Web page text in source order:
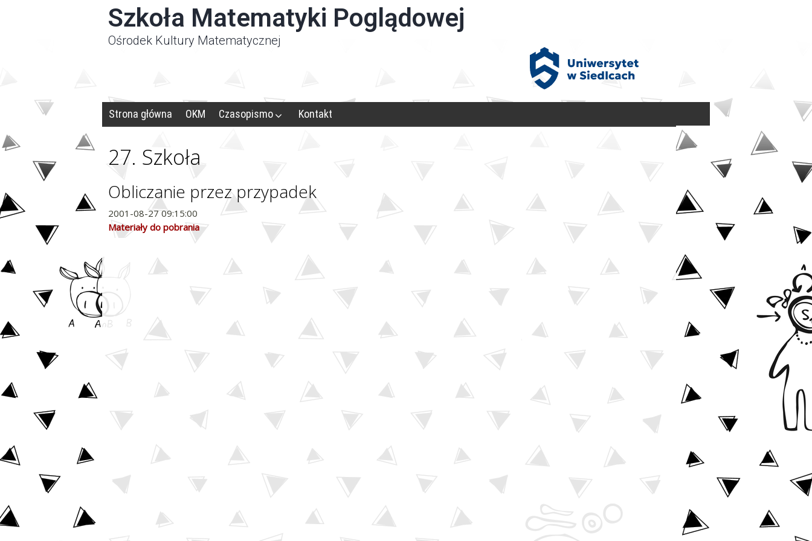
Szkoła Matematyki Poglądowej
Ośrodek Kultury Matematycznej
Strona główna OKM Czasopismo Kontakt
27. Szkoła
Obliczanie przez przypadek
2001-08-27 09:15:00
Materiały do pobrania